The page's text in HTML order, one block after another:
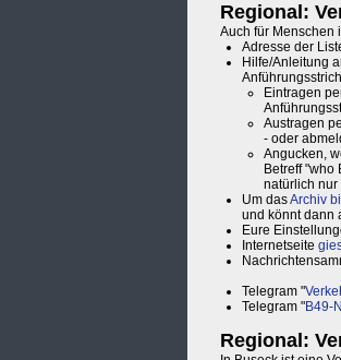
Regional:
Auch für Menschen
Adresse der
Hilfe/Anleitung
Eintragen
Austragen
- oder
Angucken,
Betreff "who
natürlich
Um dasArchiv
und könnt dann
Eure
Internetseite
Telegram "
Telegram "B49-
Regional: